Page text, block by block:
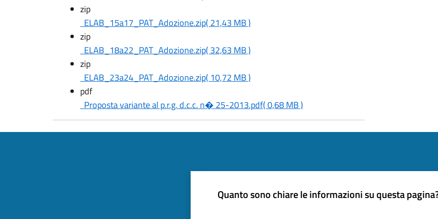
zip
ELAB_15a17_PAT_Adozione.zip( 21,43 MB )
zip
ELAB_18a22_PAT_Adozione.zip( 32,63 MB )
zip
ELAB_23a24_PAT_Adozione.zip( 10,72 MB )
pdf
Proposta variante al p.r.g. d.c.c. n� 25-2013.pdf( 0,68 MB )
Quanto sono chiare le informazioni su questa